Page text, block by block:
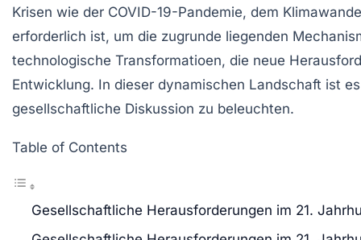
Krisen wie der COVID-19-Pandemie, dem
erforderlich ist, um die zugrunde liegenden
technologische Transformatioen, die neue
Entwicklung. In dieser dynamischen Landschaft ist
gesellschaftliche Diskussion zu beleuchten.
Table of Contents
Gesellschaftliche Herausforderungen im 21.